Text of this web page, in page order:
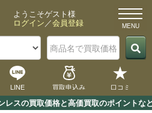
スの買取価格と高価買取のポイント
ようこそゲスト様
ログイン／会員登録
LINE 買取申込み 口コミ